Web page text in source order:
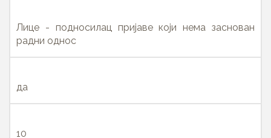
Лице - подносилац пријаве који нема заснован
радни однос
да
10